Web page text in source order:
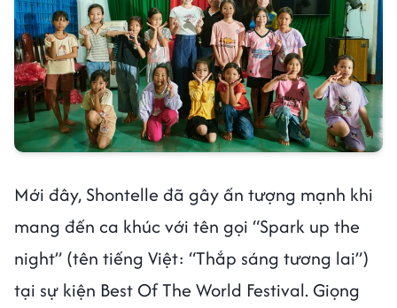
Mới đây, Shontelle đã gây ấn tượng mạnh khi
mang đến ca khúc với tên gọi “Spark up the
night” (tên tiếng Việt: “Thắp sáng tương lai”)
tại sự kiện Best Of The World Festival. Giọng